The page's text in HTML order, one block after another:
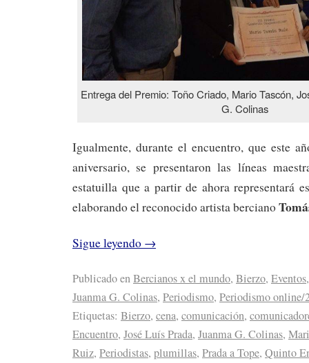
Entrega del Premio: Toño Criado, Mario Tascón,
G. Colinas
Igualmente, durante el encuentro, que este
aniversario, se presentaron las líneas
estatuilla que a partir de ahora representará
elaborando el reconocido artista berciano
Sigue leyendo →
Publicado enBercianos x el mundo, Bierzo, Eventos,
Juanma G. Colinas, Periodismo, Periodismo online/
Etiquetas: Bierzo, cena, comunicación,
Encuentro, José Luís Prada, Juanma G. Colinas,
Ruiz, Periodistas, plumillas, Prada a Tope, Quinto